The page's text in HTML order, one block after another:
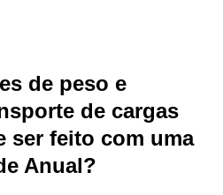
de peso e
de cargas
ser feito com uma
Anual?